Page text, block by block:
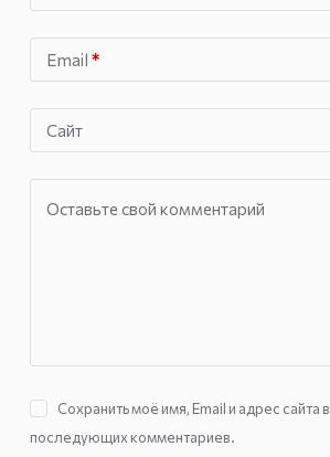
Email *
Сайт
Оставьте свой комментарий
Сохранить моё имя, Email и адрес сайта
последующих комментариев.